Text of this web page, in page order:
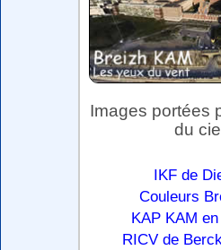
Images portées
du
IKF de
Couleurs
KAP KAM
RICV de